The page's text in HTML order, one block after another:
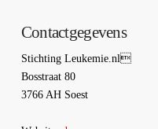
Contactgegevens
Stichting Leukemie.nl
Bosstraat 80
3766 AH Soest